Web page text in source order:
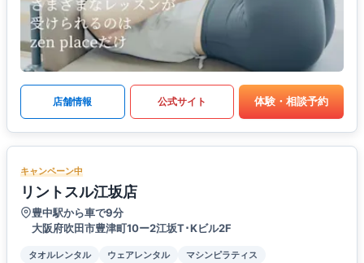
店舗情報 公式サイト 体験・相談予約
キャンペーン中
リントスル江坂店
豊中駅から車で9分
大阪府吹田市豊津町10ー2江坂T･Kビル2F
タオルレンタル ウェアレンタル
マシンピラティス